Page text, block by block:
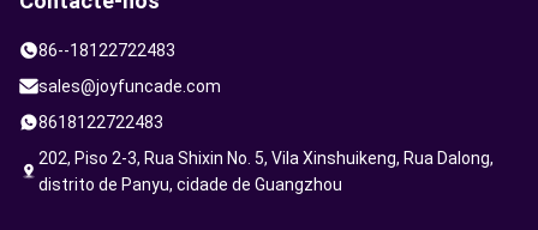
86--18122722483
sales@joyfuncade.com
8618122722483
202, Piso 2-3, Rua Shixin No. 5, Vila Xinshuikeng, Rua Dalong,
distrito de Panyu, cidade de Guangzhou